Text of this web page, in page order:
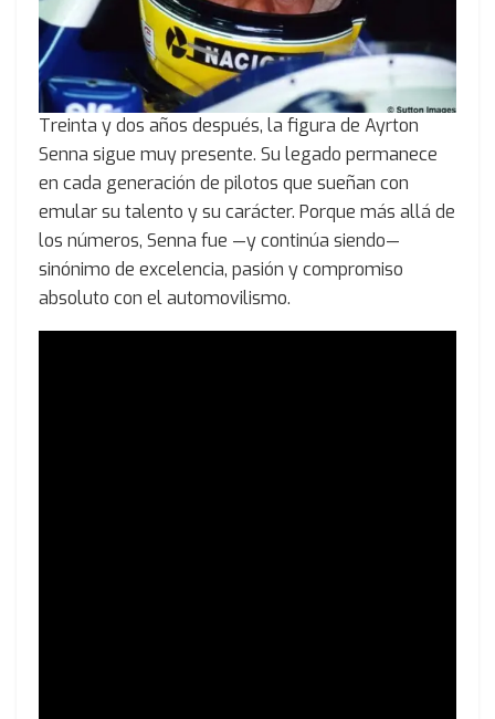
Treinta y dos años después, la figura de Ayrton
Senna sigue muy presente. Su legado permanece
en cada generación de pilotos que sueñan con
emular su talento y su carácter. Porque más allá de
los números, Senna fue —y continúa siendo—
sinónimo de excelencia, pasión y compromiso
absoluto con el automovilismo.